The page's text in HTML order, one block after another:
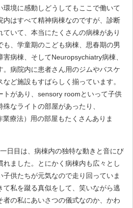
環境に感動しどうしてもここで働いて
内はすべて精神病棟なのですが、診断
ていて、本当にたくさんの病棟があり
も、学童期のこども病棟、思春期の男
病棟、そしてNeuropsychiatry病棟、
。病院内に患者さん用のジムやバスケ
ど施設もすばらしく揃っています。
トがあり、sensory roomといって子供
なライトの部屋があったり、
療法）用の部屋もたくさんありま
日目は、病棟内の独特な動きと音にび
れました。とにかく病棟内も広々とし
供たちが元気なので走り回っていま
て私を蹴る真似をして、笑いながら逃
者の私にあいさつの儀式なのか、かわ